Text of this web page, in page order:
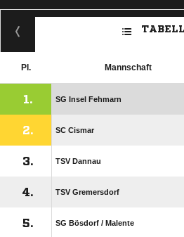
Pl. Mannschaft
1. SG Insel Fehmarn
2. SC Cismar
3. TSV Dannau
4. TSV Gremersdorf
5. SG Bösdorf /​ Malente